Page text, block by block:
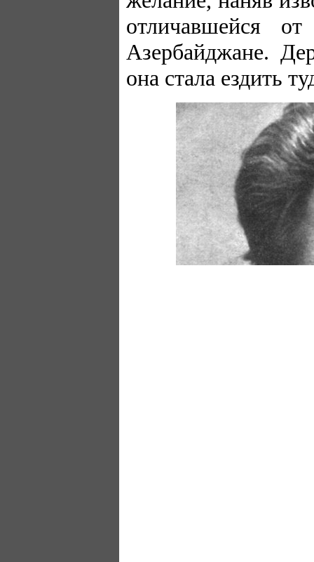
отличавшейся
Азербайджане.
она стала ездить